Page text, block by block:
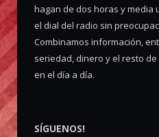
hagan de dos horas y media
el dial del radio sin
Combinamos información,
seriedad, dinero y el resto
en el día a día.
SÍGUENOS!